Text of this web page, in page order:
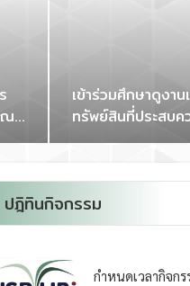
ณ
หา
เข้าร่วมศึกษาดูงา
ทรัพย์สินที่ประสบคว
สำนักงานบริหารแ
เชียงใหม่
ปฎิทินกิจกรรม
กำหนดเวลากิจก